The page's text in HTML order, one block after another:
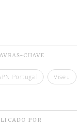
CHAVE
Portugal Viseu
POR